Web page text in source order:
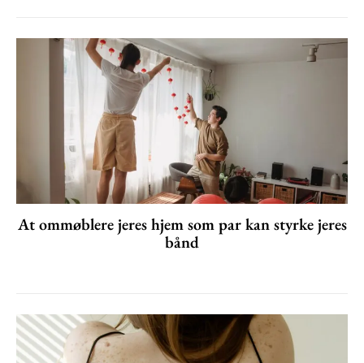
At ommøblere jeres hjem som par kan styrke jeres
bånd